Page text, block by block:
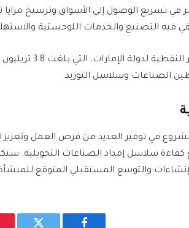
في تسريع الوصول إلى الأسواق وترسيخ
فيه التصنيع والخدمات اللوجستية
الصناعات وسلاسل التوريد.
في توفير العديد من فرص العمل وتعزيز
كفاءة سلاسل إمداد الصناعات التحويلية.
والتوسع المستقبلي المتوقع